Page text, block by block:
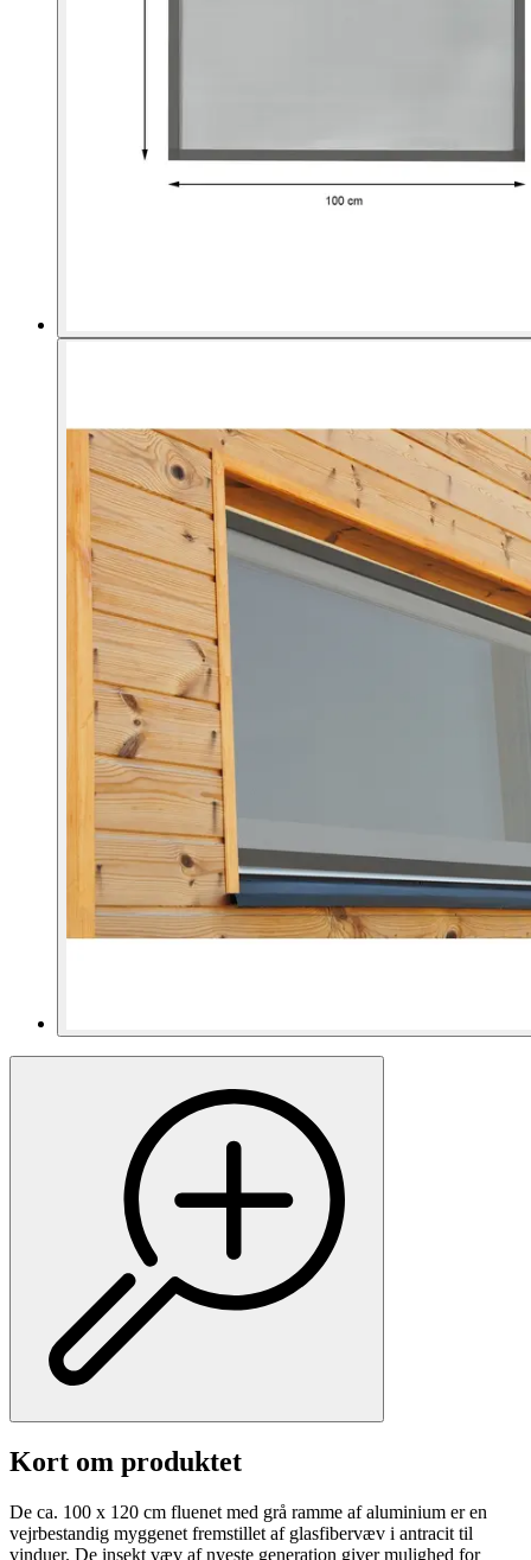
Kort om produktet
De ca. 100 x 120 cm fluenet med grå ramme af aluminium er en
vejrbestandig myggenet fremstillet af glasfibervæv i antracit til
vinduer. De insekt væv af nyeste generation giver mulighed for